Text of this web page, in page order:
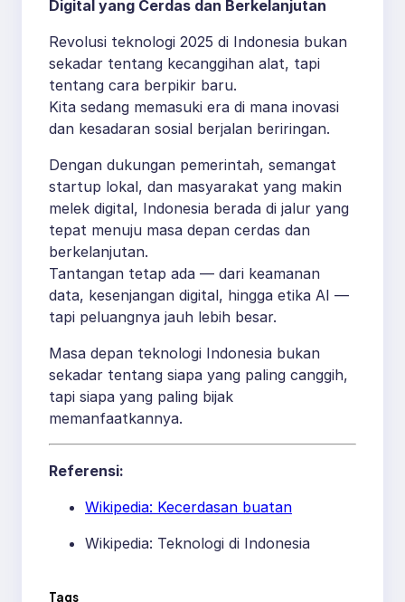
Digital yang Cerdas dan Berkelanjutan
Revolusi teknologi 2025 di Indonesia bukan
sekadar tentang kecanggihan alat, tapi
tentang cara berpikir baru.
Kita sedang memasuki era di mana inovasi
dan kesadaran sosial berjalan beriringan.
Dengan dukungan pemerintah, semangat
startup lokal, dan masyarakat yang makin
melek digital, Indonesia berada di jalur yang
tepat menuju masa depan cerdas dan
berkelanjutan.
Tantangan tetap ada — dari keamanan
data, kesenjangan digital, hingga etika AI —
tapi peluangnya jauh lebih besar.
Masa depan teknologi Indonesia bukan
sekadar tentang siapa yang paling canggih,
tapi siapa yang paling bijak
memanfaatkannya.
Referensi:
Wikipedia: Kecerdasan buatan
Wikipedia: Teknologi di Indonesia
Tags